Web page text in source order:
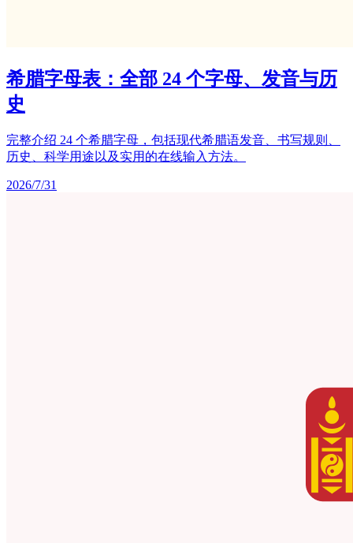
希腊字母表：全部 24 个字母、发音与历
史
完整介绍 24 个希腊字母，包括现代希腊语发音、书写规则、
历史、科学用途以及实用的在线输入方法。
2026/7/31